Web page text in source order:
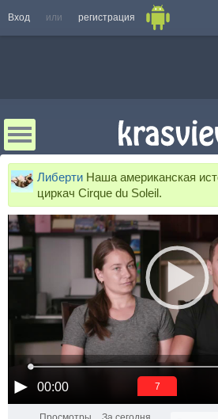
Вход или регистрация
Либерти Наша американская
циркач Cirque du Soleil.
00:00 6